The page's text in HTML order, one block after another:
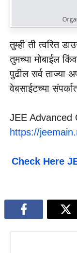
तुम्ही ती त्वरित
तुमच्या मोबाईल
पुढील सर्व ताज्या
वेबसाईटच्या
JEE Advanced
https://
Check Here